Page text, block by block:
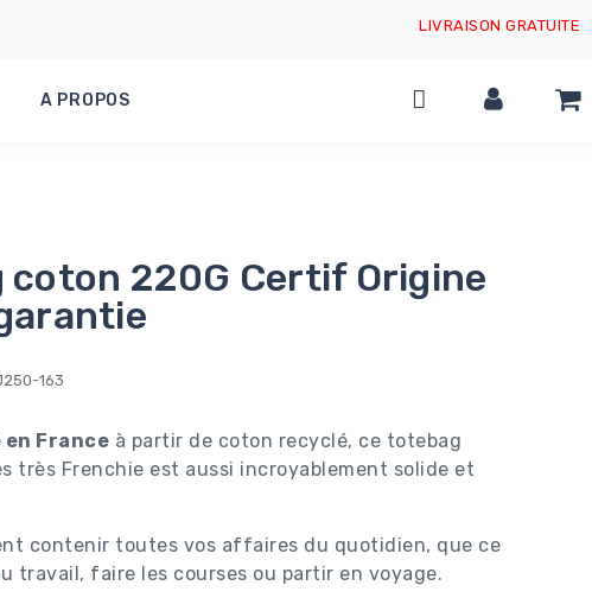
LIVRAISON GRATUITE
A PROPOS
coton 220G Certif Origine
163
France à partir de coton recyclé, ce totebag
très Frenchie est aussi incroyablement solide et
contenir toutes vos affaires du quotidien, que ce
travail, faire les courses ou partir en voyage.